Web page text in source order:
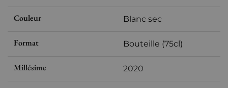
Couleur Blanc sec
Format Bouteille (75cl)
Millésime 2020